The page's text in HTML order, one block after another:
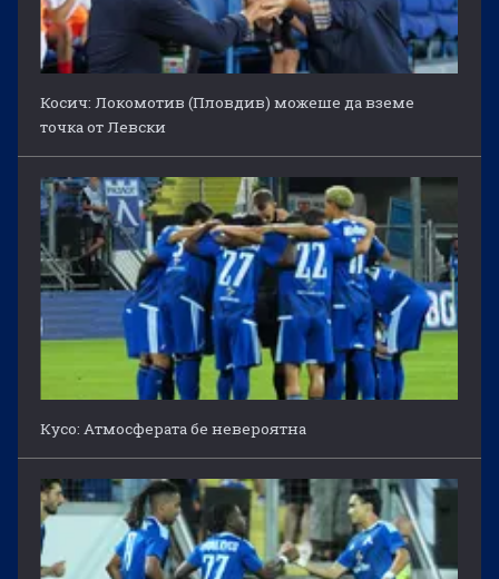
Косич: Локомотив (Пловдив) можеше да вземе
точка от Левски
Кусо: Атмосферата бе невероятна